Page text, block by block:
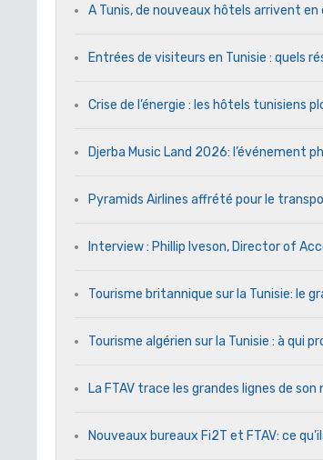
A Tunis, de nouveaux hôtels arrivent
Entrées de visiteurs en Tunisie : quels
Crise de l’énergie : les hôtels tunisiens
Djerba Music Land 2026: l’événement
Pyramids Airlines affrété pour le
Interview : Phillip Iveson, Director of
Tourisme britannique sur la Tunisie: le
Tourisme algérien sur la Tunisie : à qui
La FTAV trace les grandes lignes de
Nouveaux bureaux Fi2T et FTAV: ce